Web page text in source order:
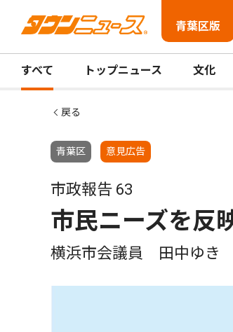
青葉区版
すべて トップニュース 文化
戻る
青葉区 意見広告
市政報告 63
市民ニーズを反
横浜市会議員 田中ゆき